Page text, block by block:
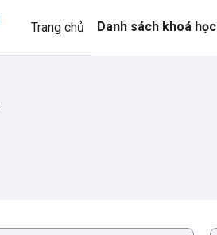
Trang chủ
Danh sách khoá học